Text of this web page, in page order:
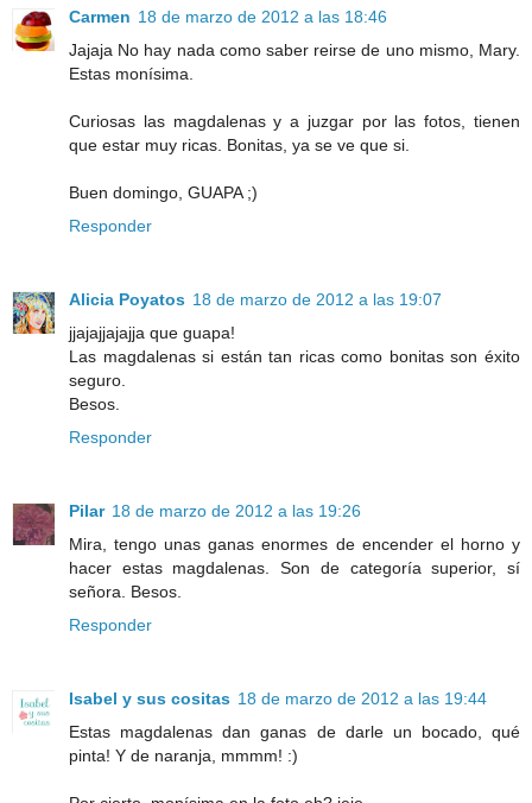
Carmen 18 de marzo de 2012 a las 18:46
Jajaja No hay nada como saber reirse de uno mismo, Mary.
Estas monísima.
Curiosas las magdalenas y a juzgar por las fotos, tienen
que estar muy ricas. Bonitas, ya se ve que si.
Buen domingo, GUAPA ;)
Responder
Alicia Poyatos 18 de marzo de 2012 a las 19:07
jjajajjajajja que guapa!
Las magdalenas si están tan ricas como bonitas son éxito
seguro.
Besos.
Responder
Pilar 18 de marzo de 2012 a las 19:26
Mira, tengo unas ganas enormes de encender el horno y
hacer estas magdalenas. Son de categoría superior, sí
señora. Besos.
Responder
Isabel y sus cositas 18 de marzo de 2012 a las 19:44
Estas magdalenas dan ganas de darle un bocado, qué
pinta! Y de naranja, mmmm! :)